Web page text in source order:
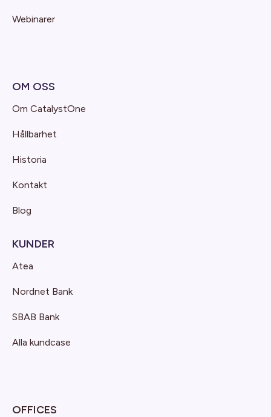
Webinarer
OM OSS
Om CatalystOne
Hållbarhet
Historia
Kontakt
Blog
KUNDER
Atea
Nordnet Bank
SBAB Bank
Alla kundcase
OFFICES